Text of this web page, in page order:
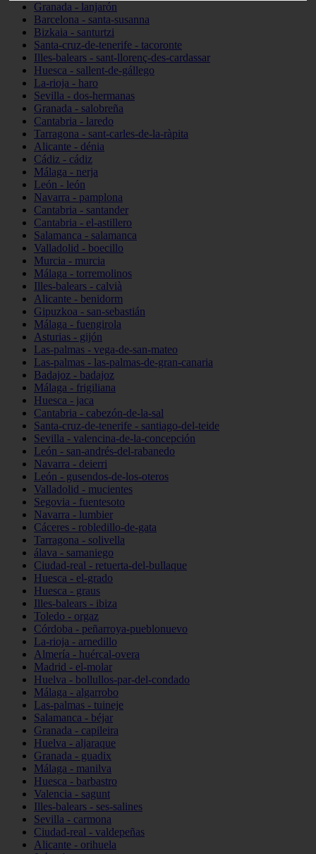
Granada - lanjarón
Barcelona - santa-susanna
Bizkaia - santurtzi
Santa-cruz-de-tenerife - tacoronte
Illes-balears - sant-llorenç-des-cardassar
Huesca - sallent-de-gállego
La-rioja - haro
Sevilla - dos-hermanas
Granada - salobreña
Cantabria - laredo
Tarragona - sant-carles-de-la-ràpita
Alicante - dénia
Cádiz - cádiz
Málaga - nerja
León - león
Navarra - pamplona
Cantabria - santander
Cantabria - el-astillero
Salamanca - salamanca
Valladolid - boecillo
Murcia - murcia
Málaga - torremolinos
Illes-balears - calvià
Alicante - benidorm
Gipuzkoa - san-sebastián
Málaga - fuengirola
Asturias - gijón
Las-palmas - vega-de-san-mateo
Las-palmas - las-palmas-de-gran-canaria
Badajoz - badajoz
Málaga - frigiliana
Huesca - jaca
Cantabria - cabezón-de-la-sal
Santa-cruz-de-tenerife - santiago-del-teide
Sevilla - valencina-de-la-concepción
León - san-andrés-del-rabanedo
Navarra - deierri
León - gusendos-de-los-oteros
Valladolid - mucientes
Segovia - fuentesoto
Navarra - lumbier
Cáceres - robledillo-de-gata
Tarragona - solivella
álava - samaniego
Ciudad-real - retuerta-del-bullaque
Huesca - el-grado
Huesca - graus
Illes-balears - ibiza
Toledo - orgaz
Córdoba - peñarroya-pueblonuevo
La-rioja - arnedillo
Almería - huércal-overa
Madrid - el-molar
Huelva - bollullos-par-del-condado
Málaga - algarrobo
Las-palmas - tuineje
Salamanca - béjar
Granada - capileira
Huelva - aljaraque
Granada - guadix
Málaga - manilva
Huesca - barbastro
Valencia - sagunt
Illes-balears - ses-salines
Sevilla - carmona
Ciudad-real - valdepeñas
Alicante - orihuela